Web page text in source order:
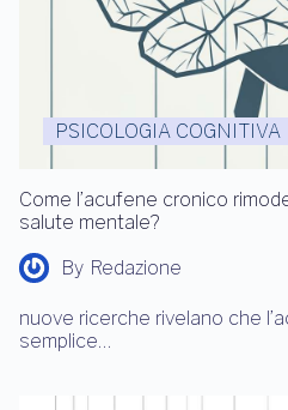
PSICOLOGIA COGNITIVA
Come l’acufene cronico
salute mentale?
By Redazione
nuove ricerche rivelano che
semplice…